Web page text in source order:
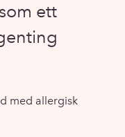
ett
med allergisk